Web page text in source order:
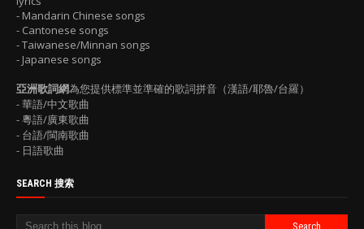
- Mandarin Chinese songs
- Cantonese songs
- Taiwanese/Minnan songs
- Japanese songs
亞洲歌詞網為您提供標準並準確的歌詞拼音（漢語/耶魯/台羅）
- 華語/中文歌曲
- 粵語/廣東歌曲
- 台語/閩南歌曲
- 日語歌曲
SEARCH 搜索